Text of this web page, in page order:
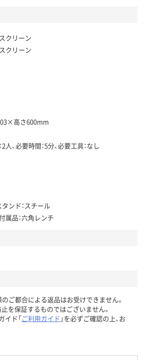
クリーン
クリーン
高さ600mm
人、必要時間：5分、必要工具：なし
タンド：スチール
属品：六角レンチ
のご都合による返品はお受けできません。
を保証するものではございません。
イド「ご利用ガイド 」を必ずご確認の上、お